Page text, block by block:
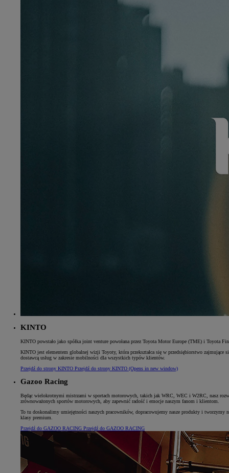
KINTO
KINTO powstało jako spółka joint venture powołana przez Toyota Motor Europe (TME) i Toyota
KINTO jest elementem globalnej wizji Toyoty, która przekształca się w przedsiębiorstwo zajmujące
dostawcą usług w zakresie mobilności dla wszystkich typów klientów.
Przejdź do strony KINTO Przejdź do strony KINTO (Opens in new window)
Gazoo Racing
Będąc wielokrotnymi mistrzami w sportach motorowych, takich jak WRC, WEC i W2RC, nasz
zrównoważonych sportów motorowych, aby zapewnić radość i emocje naszym fanom i klientom.
To tu doskonalimy umiejętności naszych pracowników, dopracowujemy nasze produkty i tworzymy
klasy premium.
Przejdź do GAZOO RACING Przejdź do GAZOO RACING